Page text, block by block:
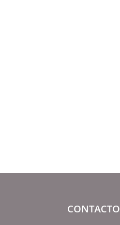
CONTACTO